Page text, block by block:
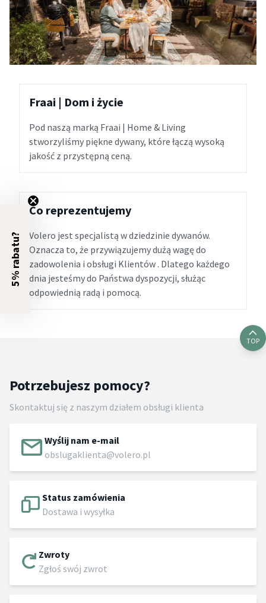
Fraai | Dom i życie
Pod naszą marką Fraai | Home & Living
stworzyliśmy piękne dywany, które łączą wysoką
jakość z przystępną ceną.
Co reprezentujemy
Volero jest specjalistą w dziedzinie dywanów.
Oznacza to, że przywiązujemy dużą wagę do
zadowolenia i obsługi Klientów . Dlatego każdego
dnia jesteśmy do Państwa dyspozycji, służąc
odpowiednią radą i pomocą.
TOP
Potrzebujesz pomocy?
Skontaktuj się z naszym działem obsługi klienta
Wyślij nam e-mail
obslugaklienta@volero.pl
Status zamówienia
Dostawa i wysyłka
Zwroty
Zgłoś swój zwrot
5% rabatu?